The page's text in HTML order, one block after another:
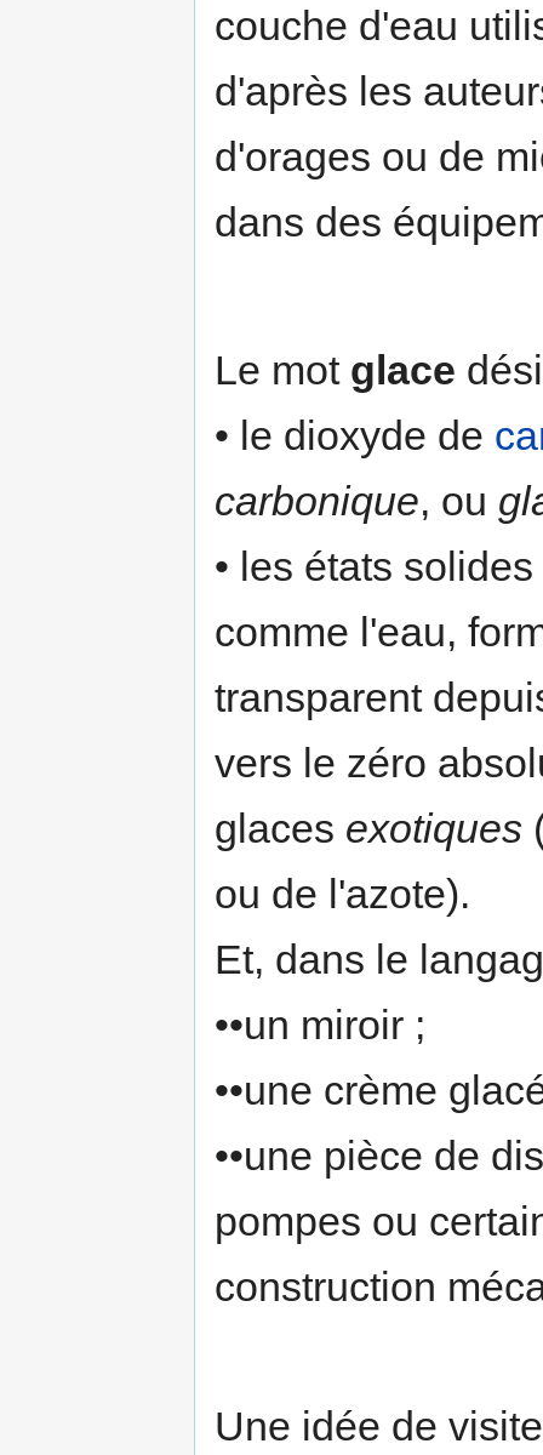
couche d'eau
d'après les
d'orages ou de
dans des
Le mot glace
• le dioxyde de
carbonique, ou
• les états
comme l'eau,
transparent
vers le zéro
glaces exotiques
ou de l'azote).
Et, dans le
••un miroir ;
••une crème
••une pièce de
pompes ou
construction
Une idée de